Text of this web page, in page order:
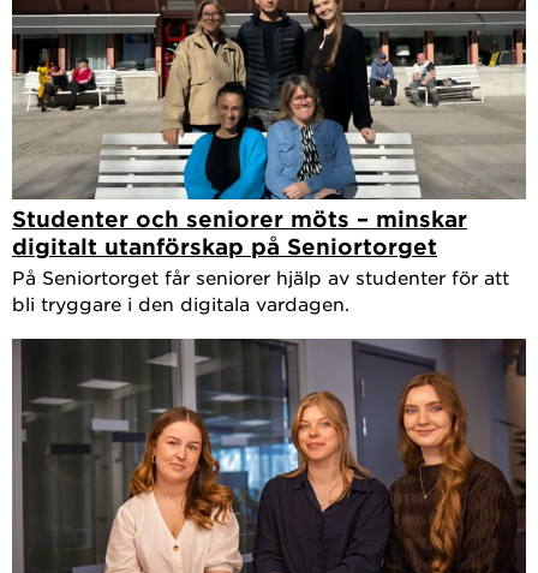
Studenter och seniorer möts – minskar
digitalt utanförskap på Seniortorget
På Seniortorget får seniorer hjälp av studenter för att
bli tryggare i den digitala vardagen.